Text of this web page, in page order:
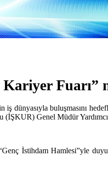
Fuarı”
buluşmasını
Genel Müdür
İstihdam Hamlesi”yle